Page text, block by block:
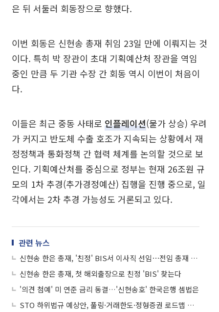
은 뒤 서둘러 회동장으로 향했다.
이번 회동은 신현송 총재 취임 23일 만에 이뤄지는 것
이다. 특히 박 장관이 초대 기획예산처 장관을 역임
중인 만큼 두 기관 수장 간 회동 역시 이번이 처음이
다.
이들은 최근 중동 사태로 인플레이션(물가 상승) 우려
가 커지고 반도체 수출 호조가 지속되는 상황에서 재
정정책과 통화정책 간 협력 체계를 논의할 것으로 보
인다. 기획예산처를 중심으로 정부는 현재 26조원 규
모의 1차 추경(추가경정예산) 집행을 진행 중으로, 일
각에서는 2차 추경 가능성도 거론되고 있다.
관련 뉴스
신현송 한은 총재, '친정' BIS서 이사직 선임⋯전임 총재 바통 잇는다
신현송 한은 총재, 첫 해외출장으로 친정 'BIS' 찾는다
'의견 첨예' 미 연준 금리 동결…'신현송호' 한국은행 셈법은
STO 하위법규 예상안, 풀링·거래한도·정형증권 로드맵 제시